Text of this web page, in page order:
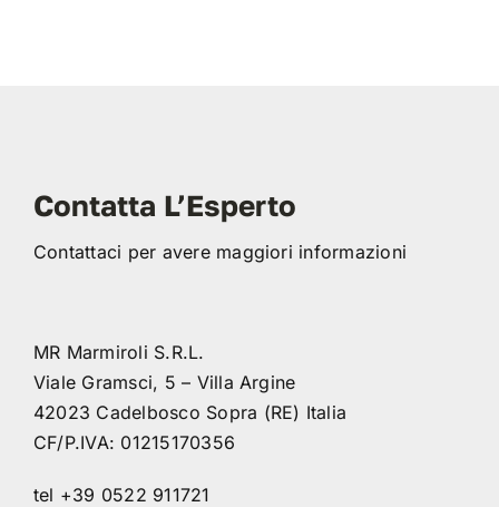
Contatta L’Esperto
Contattaci per avere maggiori informazioni
MR Marmiroli S.R.L.
Viale Gramsci, 5 – Villa Argine
42023 Cadelbosco Sopra (RE) Italia
CF/P.IVA: 01215170356
tel +39 0522 911721